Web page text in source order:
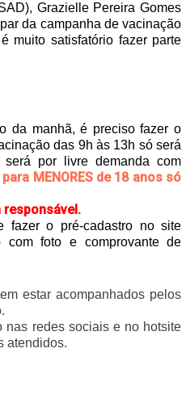
Grazielle Pereira Gomes
da campanha de vacinação
muito satisfatório fazer parte
da manhã, é preciso fazer o
das 9h às 13h só será
será por livre demanda com
MENORES de 18 anos só
responsável.
fazer o pré-cadastro no site
com foto e comprovante de
estar acompanhados pelos
nas redes sociais e no hotsite
atendidos.